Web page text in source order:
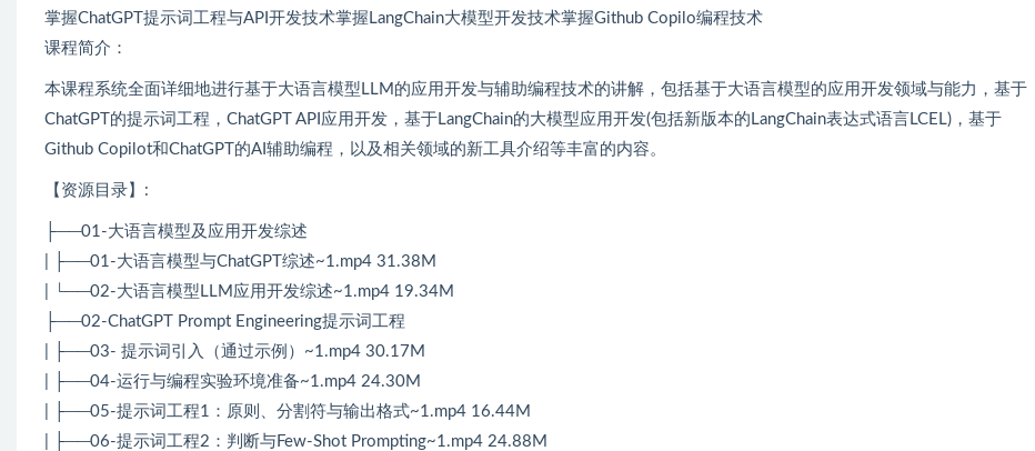
掌握ChatGPT提示词工程与API开发技术掌握LangChain大模型开发技术掌握Github Copilo编程技术
课程简介：
本课程系统全面详细地进行基于大语言模型LLM的应用开发与辅助编程技术的讲解，包括基于大语言模型的应用开发领域与能力，基于
ChatGPT的提示词工程，ChatGPT API应用开发，基于LangChain的大模型应用开发(包括新版本的LangChain表达式语言LCEL)，基于
Github Copilot和ChatGPT的AI辅助编程，以及相关领域的新工具介绍等丰富的内容。
【资源目录】:
├──01-大语言模型及应用开发综述
| ├──01-大语言模型与ChatGPT综述~1.mp4 31.38M
| └──02-大语言模型LLM应用开发综述~1.mp4 19.34M
├──02-ChatGPT Prompt Engineering提示词工程
| ├──03- 提示词引入（通过示例）~1.mp4 30.17M
| ├──04-运行与编程实验环境准备~1.mp4 24.30M
| ├──05-提示词工程1：原则、分割符与输出格式~1.mp4 16.44M
| ├──06-提示词工程2：判断与Few-Shot Prompting~1.mp4 24.88M